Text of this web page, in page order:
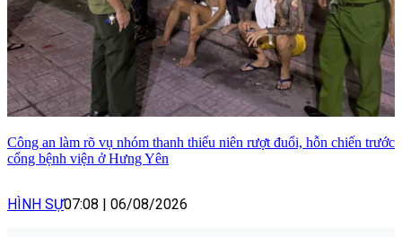
Công an làm rõ vụ nhóm thanh thiếu niên rượt đuổi, hỗn chiến trước
cổng bệnh viện ở Hưng Yên
HÌNH SỰ07:08 06/08/2026